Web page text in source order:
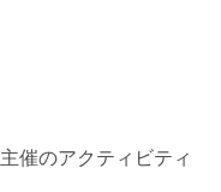
催のアクティビティ